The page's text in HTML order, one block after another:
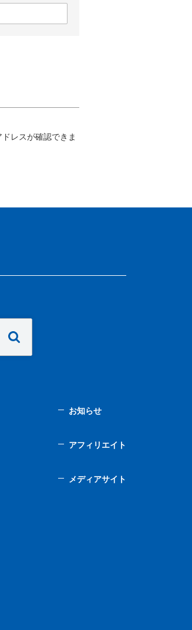
レスが確認できま
お知らせ
アフィリエイト
メディアサイト